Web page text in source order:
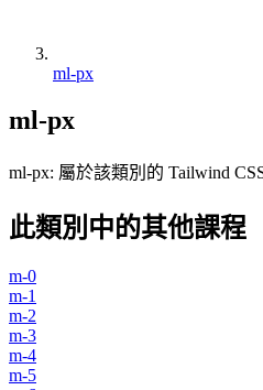
ml-px
ml-px
ml-px: 屬於該類別的 Tailwind
此類別中的其他課程
m-0
m-1
m-2
m-3
m-4
m-5